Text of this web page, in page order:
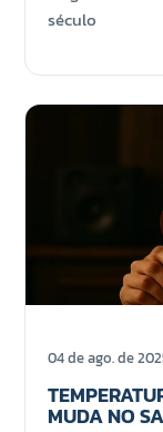
século
04 de ago. de
MUDA NO